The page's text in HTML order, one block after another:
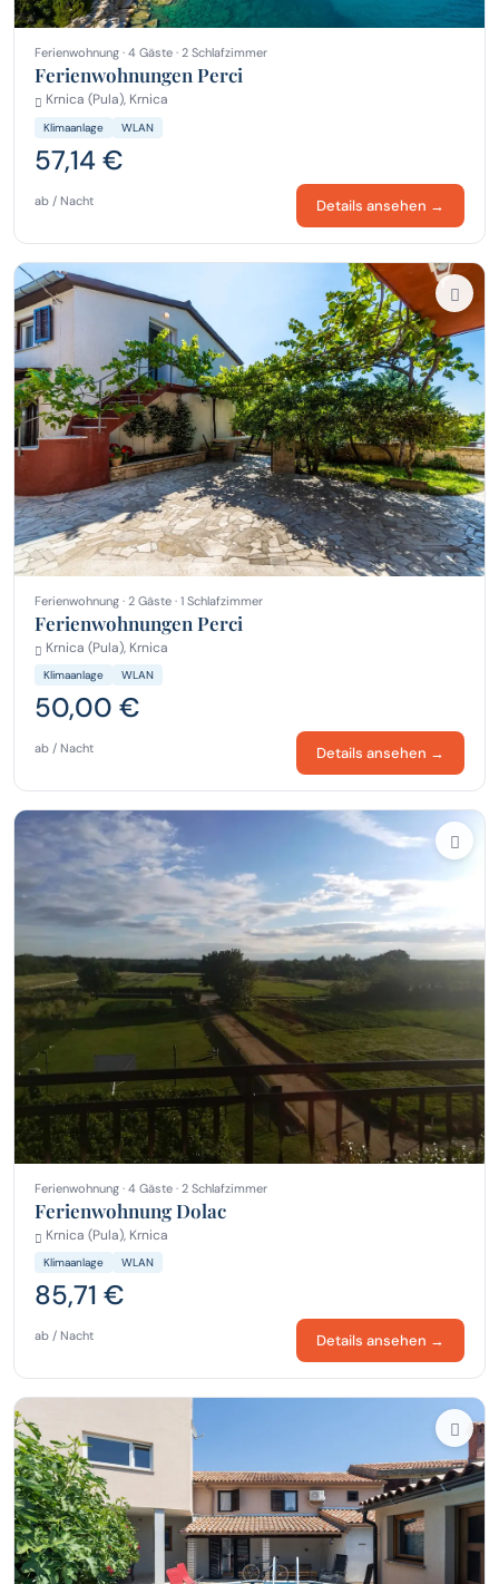
Ferienwohnung · 4 Gäste · 2 Schlafzimmer
Ferienwohnungen Perci
Krnica (Pula), Krnica
Klimaanlage WLAN
57,14 €
ab / Nacht Details ansehen →
Ferienwohnung · 2 Gäste · 1 Schlafzimmer
Ferienwohnungen Perci
Krnica (Pula), Krnica
Klimaanlage WLAN
50,00 €
ab / Nacht Details ansehen →
Ferienwohnung · 4 Gäste · 2 Schlafzimmer
Ferienwohnung Dolac
Krnica (Pula), Krnica
Klimaanlage WLAN
85,71 €
ab / Nacht Details ansehen →